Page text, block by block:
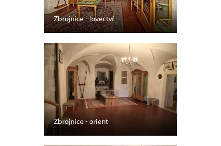
Zbrojnice - lovectví
Zbrojnice - orient